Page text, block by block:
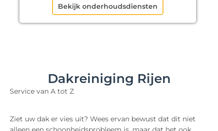
Bekijk onderhoudsdiensten
Dakreiniging Rijen
Service van A tot Z
Ziet uw dak er vies uit? Wees ervan bewust dat dit niet